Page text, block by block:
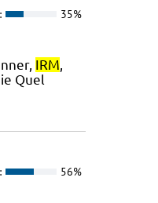
35%
IRM,
Quel
56%